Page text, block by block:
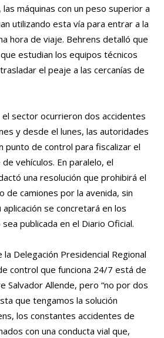
máquinas con un peso superior a
utilizando esta vía para entrar a la
hora de viaje. Behrens detalló que
estudian los equipos técnicos
el peaje a las cercanías de
el sector ocurrieron dos accidentes
y desde el lunes, las autoridades
punto de control para fiscalizar el
vehículos. En paralelo, el
una resolución que prohibirá el
de camiones por la avenida, sin
se concretará en los
publicada en el Diario Oficial.
Delegación Presidencial Regional
control que funciona 24/7 está de
Salvador Allende, pero “no por dos
que tengamos la solución
los constantes accidentes de
con una conducta vial que,